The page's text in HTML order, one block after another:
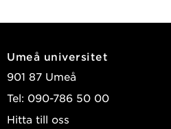
Umeå universitet
901 87 Umeå
Tel: 090-786 50 00
Hitta till oss